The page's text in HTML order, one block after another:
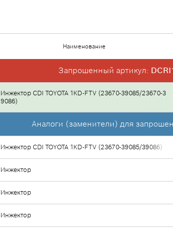
Наименование
Запрошенный артикул:
Инжектор CDI TOYOTA 1KD-FTV (23670-39085/23670-3
9086)
Аналоги (заменители) для
Инжектор CDI TOYOTA 1KD-FTV (23670-39085/39086)
Инжектор
Инжектор
Инжектор